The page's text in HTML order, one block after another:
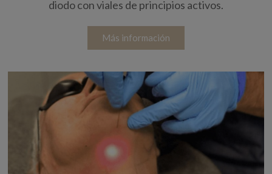
diodo con viales de principios activos.
Más información